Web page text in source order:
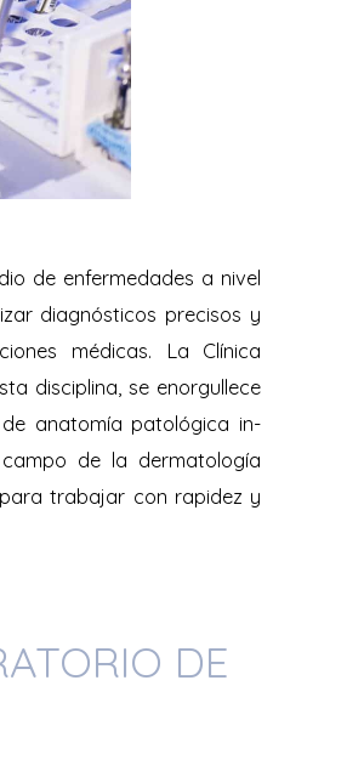
de enfermedades a nivel
diagnósticos precisos y
médicas. La Clínica
disciplina, se enorgullece
anatomía patológica in-
de la dermatología
trabajar con rapidez y
DE